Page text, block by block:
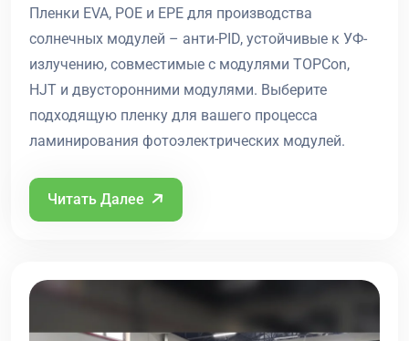
Пленки EVA, POE и EPE для производства
солнечных модулей – анти-PID, устойчивые к УФ-
излучению, совместимые с модулями TOPCon,
HJT и двусторонними модулями. Выберите
подходящую пленку для вашего процесса
ламинирования фотоэлектрических модулей.
Читать Далее